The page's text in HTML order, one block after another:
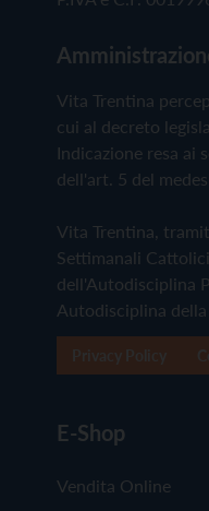
Vita Trentina
cui al decreto
Indicazione resa ai
dell'art. 5 del
Vita Trentina,
Settimanali
dell'Autodisciplina
Autodisciplina
E-Shop
Vendita Online